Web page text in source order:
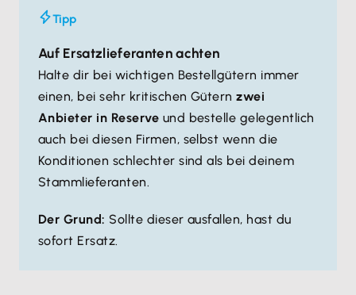
Tipp
Auf Ersatzlieferanten achten
Halte dir bei wichtigen Bestellgütern immer
einen, bei sehr kritischen Güternzwei
Anbieter in Reserve und bestelle gelegentlich
auch bei diesen Firmen, selbst wenn die
Konditionen schlechter sind als bei deinem
Stammlieferanten.
Der Grund: Sollte dieser ausfallen, hast du
sofort Ersatz.